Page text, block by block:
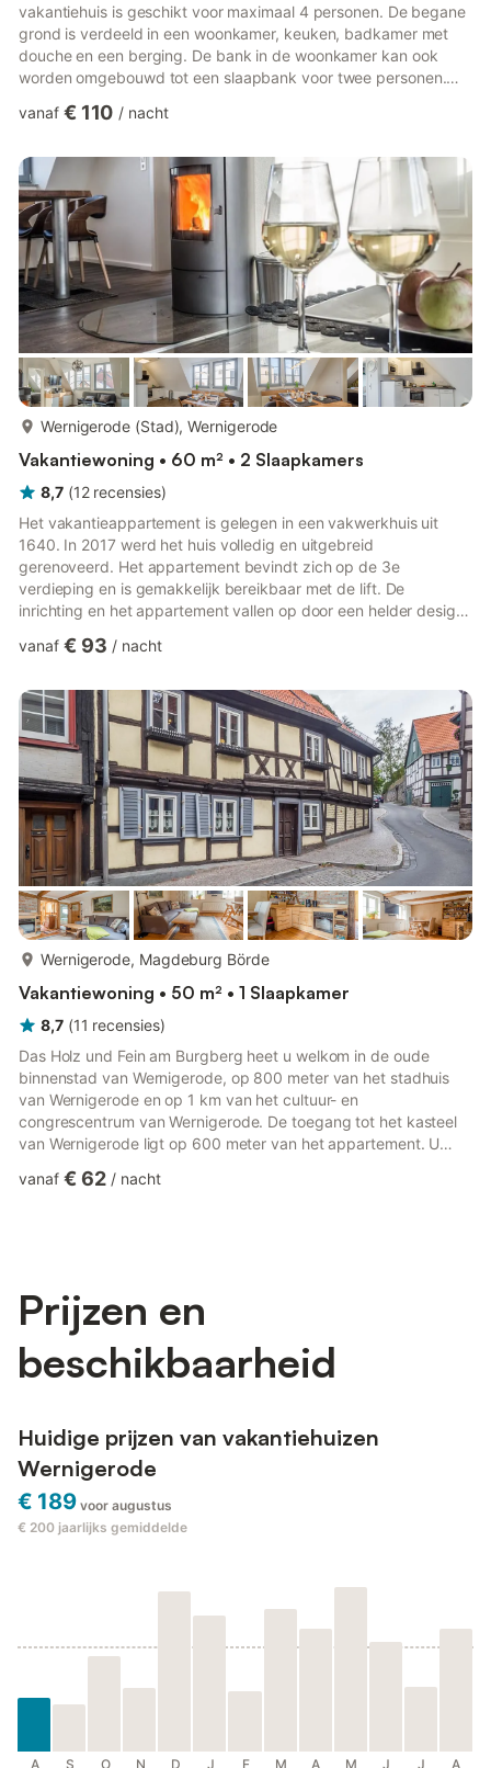
vakantiehuis is geschikt voor maximaal 4 personen. De begane
grond is verdeeld in een woonkamer, keuken, badkamer met
douche en een berging. De bank in de woonkamer kan ook
worden omgebouwd tot een slaapbank voor twee personen.
hal en een slaapkamer met balkon. Bij het vakantiehuis hoort
terras bevindt zich een parkeerplaats voor uw auto. Er zijn ook
andere openbare parkeermogelijkheden aan de straat. Er is ...
vanaf € 110 / nacht
Wernigerode (Stad), Wernigerode
Vakantiewoning • 60 m² • 2 Slaapkamers
8,7 (12 recensies)
Het vakantieappartement is gelegen in een vakwerkhuis uit
1640. In 2017 werd het huis volledig en uitgebreid
gerenoveerd. Het appartement bevindt zich op de 3e
verdieping en is gemakkelijk bereikbaar met de lift. De
inrichting en het appartement vallen op door een helder design,
welzijnsgevoel. Daarnaast beschikt het appartement over een
woonkamer en de badkamer heeft u een prachtig uitzicht over
Wernigerode en op het kasteel van Wernigerode.
vanaf € 93 / nacht
Wernigerode, Magdeburg Börde
Vakantiewoning • 50 m² • 1 Slaapkamer
8,7 (11 recensies)
Das Holz und Fein am Burgberg heet u welkom in de oude
binnenstad van Wernigerode, op 800 meter van het stadhuis
van Wernigerode en op 1 km van het cultuur- en
congrescentrum van Wernigerode. De toegang tot het kasteel
van Wernigerode ligt op 600 meter van het appartement. U
over een kitchenette met een oven, een broodrooster en een
vanaf € 62 / nacht
Prijzen en
beschikbaarheid
Huidige prijzen van vakantiehuizen
Wernigerode
€ 189 voor augustus
€ 200 jaarlijks gemiddelde
A S O N D J F M A M J J A